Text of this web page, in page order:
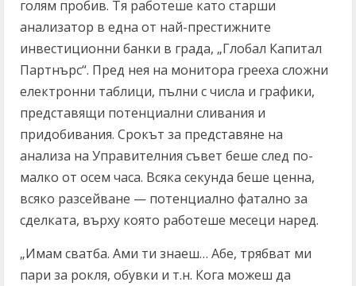
голям пробив. Тя работеше като старши
анализатор в една от най-престижните
инвестиционни банки в града, „Глобал Капитал
Партнърс“. Пред нея на монитора грееха сложни
електронни таблици, пълни с числа и графики,
представящи потенциални сливания и
придобивания. Срокът за представяне на
анализа на Управителния съвет беше след по-
малко от осем часа. Всяка секунда беше ценна,
всяко разсейване — потенциално фатално за
сделката, върху която работеше месеци наред.
„Имам сватба. Ами ти знаеш… Абе, трябват ми
пари за рокля, обувки и т.н. Кога можеш да